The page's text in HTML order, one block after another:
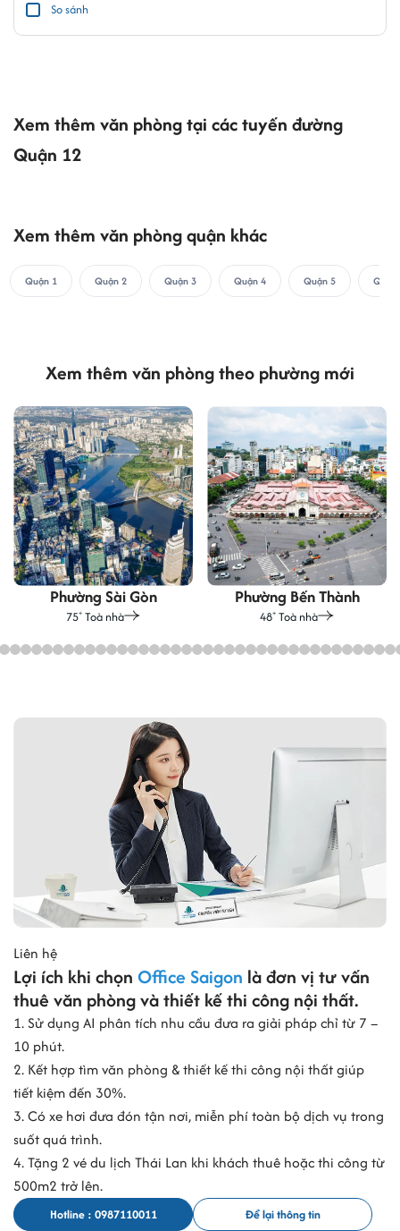
So sánh
Xem thêm văn phòng tại các tuyến đường
Quận 12
Xem thêm văn phòng quận khác
Quận 1 Quận 2 Quận 3 Quận 4 Quận 5 Quận
Xem thêm văn phòng theo phường mới
Phường Sài Gòn
75+ Toà nhà
Phường Bến Thành
48+ Toà nhà
Liên hệ
Lợi ích khi chọn Office Saigon là đơn vị tư vấn
thuê văn phòng và thiết kế thi công nội thất.
1. Sử dụng AI phân tích nhu cầu đưa ra giải pháp chỉ từ 7 –
10 phút.
2. Kết hợp tìm văn phòng & thiết kế thi công nội thất giúp
tiết kiệm đến 30%.
3. Có xe hơi đưa đón tận nơi, miễn phí toàn bộ dịch vụ trong
suốt quá trình.
4. Tặng 2 vé du lịch Thái Lan khi khách thuê hoặc thi công từ
500m2 trở lên.
Hotline : 0987110011 Để lại thông tin